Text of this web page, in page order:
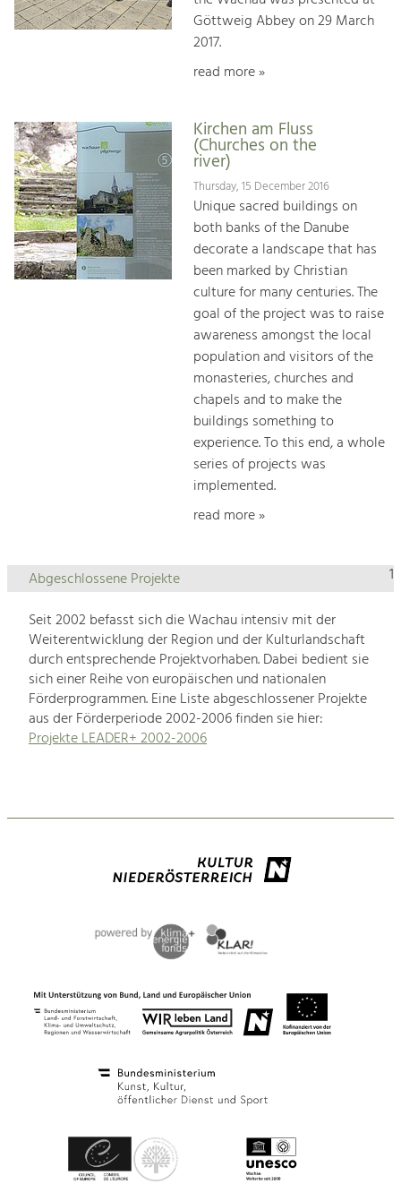
Göttweig Abbey on 29 March
2017.
read more »
Kirchen am Fluss
(Churches on the
river)
Thursday, 15 December 2016
Unique sacred buildings on
both banks of the Danube
decorate a landscape that has
been marked by Christian
culture for many centuries. The
goal of the project was to raise
awareness amongst the local
population and visitors of the
monasteries, churches and
chapels and to make the
buildings something to
experience. To this end, a whole
series of projects was
implemented.
read more »
1
Abgeschlossene Projekte
Seit 2002 befasst sich die Wachau intensiv mit der
Weiterentwicklung der Region und der Kulturlandschaft
durch entsprechende Projektvorhaben. Dabei bedient sie
sich einer Reihe von europäischen und nationalen
Förderprogrammen. Eine Liste abgeschlossener Projekte
aus der Förderperiode 2002-2006 finden sie hier:
Projekte LEADER+ 2002-2006